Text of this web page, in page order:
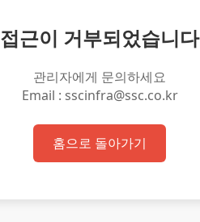
접근이 거부되었습니다
관리자에게 문의하세요
Email : sscinfra@ssc.co.kr
홈으로 돌아가기